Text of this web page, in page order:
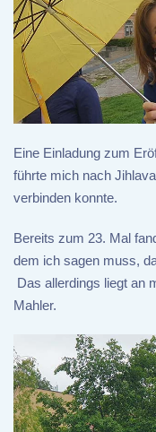
Eine Einladung zum
führte mich nach
verbinden konnte.
Bereits zum 23. Mal
dem ich sagen muss,
Das allerdings liegt an
Mahler.